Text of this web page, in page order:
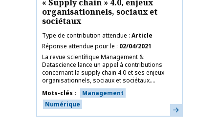
« Supply chain » 4.0, enjeux
organisationnels, sociaux et
sociétaux
Type de contribution attendue Article
Réponse attendue pour le
02/04/2021
La revue scientifique Management &
Datascience lance un appel à contributions
concernant la supply chain 4.0 et ses enjeux
organisationnels, sociaux et sociétaux....
Mots-clés
Management
Numérique
En savoir plus